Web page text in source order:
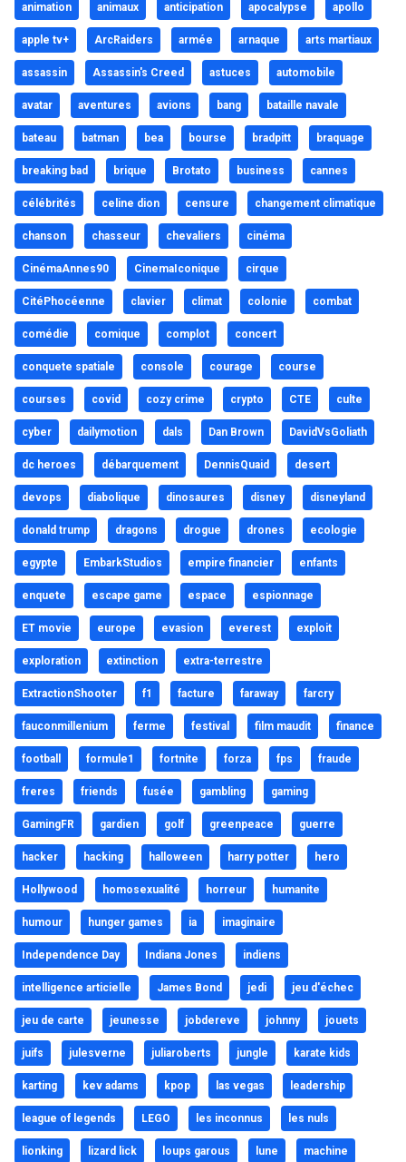
animation animaux anticipation apocalypse apollo
apple tv+ ArcRaiders armée arnaque arts martiaux
assassin Assassin's Creed astuces automobile
avatar aventures avions bang bataille navale
bateau batman bea bourse bradpitt braquage
breaking bad brique Brotato business cannes
célébrités celine dion censure changement climatique
chanson chasseur chevaliers cinéma
CinémaAnnes90 CinemaIconique cirque
CitéPhocéenne clavier climat colonie combat
comédie comique complot concert
conquete spatiale console courage course
courses covid cozy crime crypto CTE culte
cyber dailymotion dals Dan Brown DavidVsGoliath
dc heroes débarquement DennisQuaid desert
devops diabolique dinosaures disney disneyland
donald trump dragons drogue drones ecologie
egypte EmbarkStudios empire financier enfants
enquete escape game espace espionnage
ET movie europe evasion everest exploit
exploration extinction extra-terrestre
ExtractionShooter f1 facture faraway farcry
fauconmillenium ferme festival film maudit finance
football formule1 fortnite forza fps fraude
freres friends fusée gambling gaming
GamingFR gardien golf greenpeace guerre
hacker hacking halloween harry potter hero
Hollywood homosexualité horreur humanite
humour hunger games ia imaginaire
Independence Day Indiana Jones indiens
intelligence articielle James Bond jedi jeu d'échec
jeu de carte jeunesse jobdereve johnny jouets
juifs julesverne juliaroberts jungle karate kids
karting kev adams kpop las vegas leadership
league of legends LEGO les inconnus les nuls
lionking lizard lick loups garous lune machine